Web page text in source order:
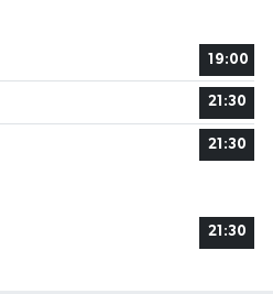
19:00
21:30
21:30
21:30